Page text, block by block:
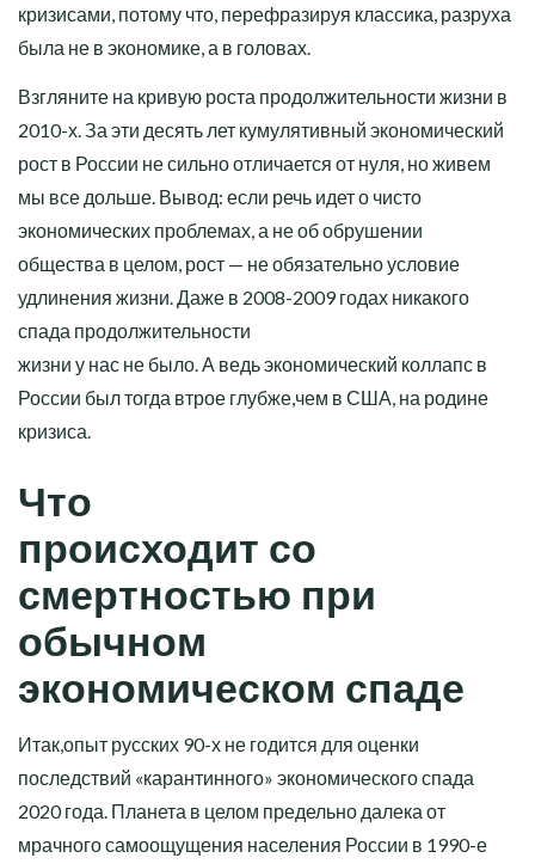
кризисами, потому что, перефразируя классика, разруха
была не в экономике, а в головах.
Взгляните на кривую роста продолжительности жизни в
2010-х. За эти десять лет кумулятивный экономический
рост в России не сильно отличается от нуля, но живем
мы все дольше. Вывод: если речь идет о чисто
экономических проблемах, а не об обрушении
общества в целом, рост — не обязательно условие
удлинения жизни. Даже в 2008-2009 годах никакого
спада продолжительности
жизни у нас не было. А ведь экономический коллапс в
России был тогда втрое глубже,чем в США, на родине
кризиса.
Что
происходит со
смертностью при
обычном
экономическом спаде
Итак,опыт русских 90-х не годится для оценки
последствий «карантинного» экономического спада
2020 года. Планета в целом предельно далека от
мрачного самоощущения населения России в 1990-е